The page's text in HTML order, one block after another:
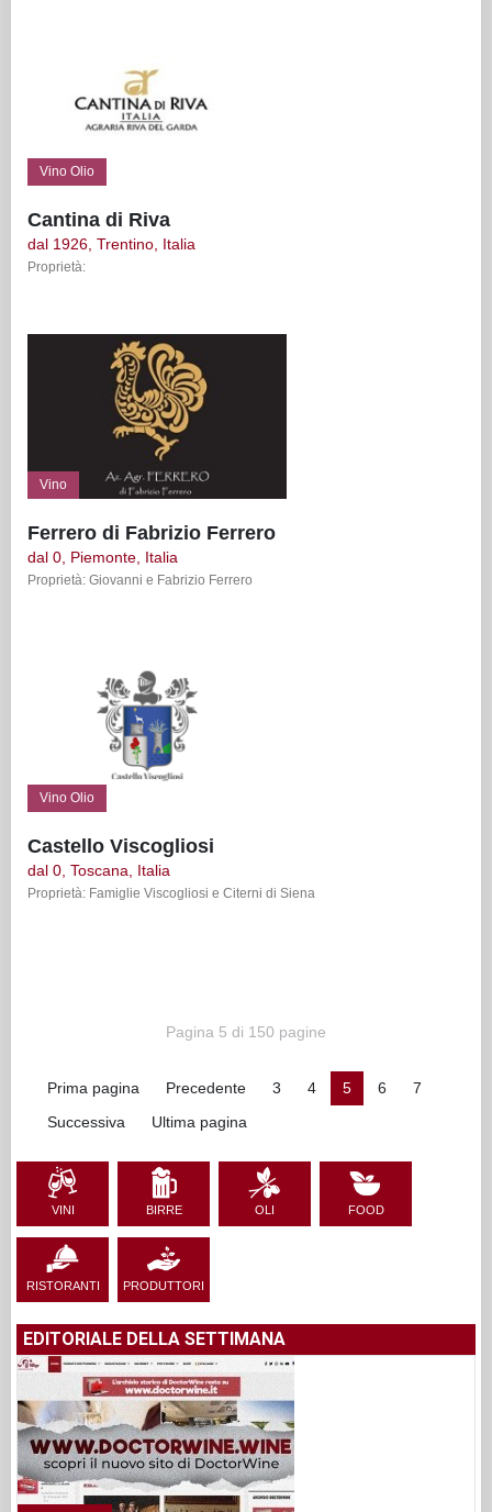
Vino Olio
Cantina di Riva
dal 1926, Trentino, Italia
Proprietà:
Vino
Ferrero di Fabrizio Ferrero
dal 0, Piemonte, Italia
Proprietà: Giovanni e Fabrizio Ferrero
Vino Olio
Castello Viscogliosi
dal 0, Toscana, Italia
Proprietà: Famiglie Viscogliosi e Citerni di Siena
Pagina 5 di 150 pagine
Prima pagina Precedente 3 4 5 6
7
Successiva
Ultima pagina
VINI BIRRE OLI FOOD
RISTORANTI PRODUTTORI
EDITORIALE DELLA SETTIMANA